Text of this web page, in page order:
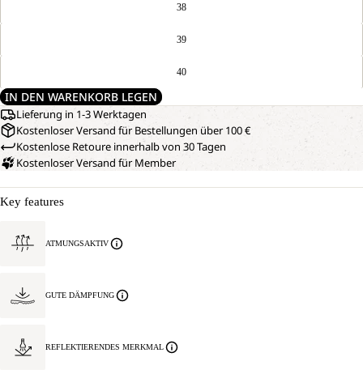
38
39
40
IN DEN WARENKORB LEGEN
Lieferung in 1-3 Werktagen
Kostenloser Versand für Bestellungen über 100 €
Kostenlose Retoure innerhalb von 30 Tagen
Kostenloser Versand für Member
Key features
ATMUNGSAKTIV
GUTE DÄMPFUNG
REFLEKTIERENDES MERKMAL